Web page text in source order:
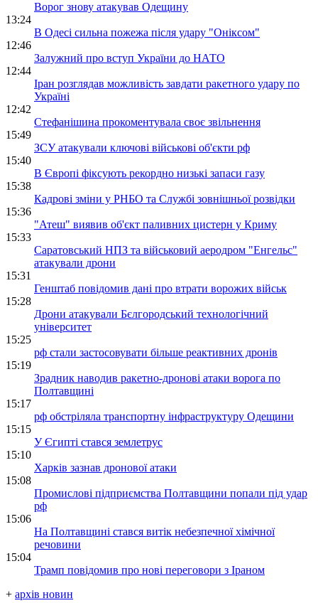
Ворог знову атакував Одещину
13:24
В Одесі сильна пожежа після удару "Оніксом"
12:46
Залужний про вступ України до НАТО
12:44
Іран розглядав можливість завдати ракетного удару по
Україні
12:42
Стефанішина прокоментувала своє звільнення
15:49
ЗСУ атакували ключові військові об'єкти рф
15:40
В Європі фіксують рекордно низькі запаси газу
15:38
Кадрові зміни у РНБО та Службі зовнішньої розвідки
15:36
"Атеш" виявив об'єкт паливних цистерн у Криму
15:33
Саратовський НПЗ та військовий аеродром "Енгельс"
атакували дрони
15:31
Генштаб повідомив дані про втрати ворожих військ
15:28
Дрони атакували Бєлгородський технологічний
університет
15:25
рф стали застосовувати більше реактивних дронів
15:19
Зрадник наводив ракетно-дронові атаки ворога по
Полтавщині
15:17
рф обстріляла транспортну інфраструктуру Одещини
15:15
У Єгипті стався землетрус
15:10
Харків зазнав дронової атаки
15:08
Промислові підприємства Полтавщини попали під удар
рф
15:06
На Полтавщині стався витік небезпечної хімічної
речовини
15:04
Трамп повідомив про нові переговори з Іраном
+ архів новин